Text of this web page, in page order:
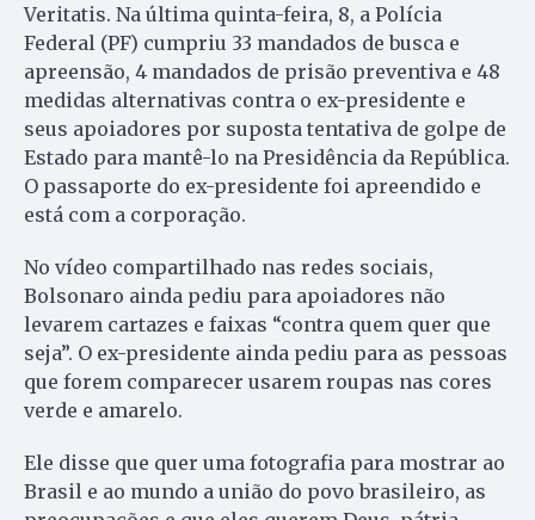
Veritatis. Na última quinta-feira, 8, a Polícia
Federal (PF) cumpriu 33 mandados de busca e
apreensão, 4 mandados de prisão preventiva e 48
medidas alternativas contra o ex-presidente e
seus apoiadores por suposta tentativa de golpe de
Estado para mantê-lo na Presidência da República.
O passaporte do ex-presidente foi apreendido e
está com a corporação.
No vídeo compartilhado nas redes sociais,
Bolsonaro ainda pediu para apoiadores não
levarem cartazes e faixas “contra quem quer que
seja”. O ex-presidente ainda pediu para as pessoas
que forem comparecer usarem roupas nas cores
verde e amarelo.
Ele disse que quer uma fotografia para mostrar ao
Brasil e ao mundo a união do povo brasileiro, as